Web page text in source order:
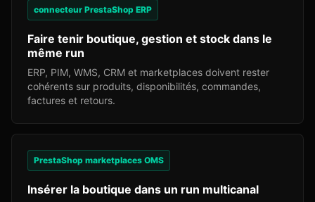
connecteur PrestaShop ERP
Faire tenir boutique, gestion et stock dans le
même run
ERP, PIM, WMS, CRM et marketplaces doivent rester
cohérents sur produits, disponibilités, commandes,
factures et retours.
PrestaShop marketplaces OMS
Insérer la boutique dans un run multicanal